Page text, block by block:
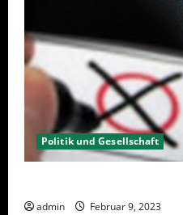
Politik und Gesellschaft
admin Februar 9, 2023